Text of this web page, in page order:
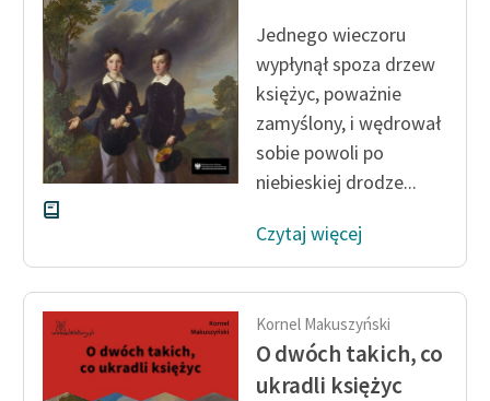
Jednego wieczoru
wypłynął spoza drzew
księżyc, poważnie
zamyślony, i wędrował
sobie powoli po
niebieskiej drodze...
Czytaj więcej
Kornel Makuszyński
O dwóch takich, co
ukradli księżyc